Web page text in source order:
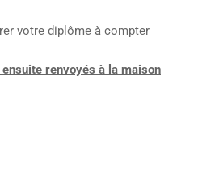
votre diplôme à compter
renvoyés à la maison